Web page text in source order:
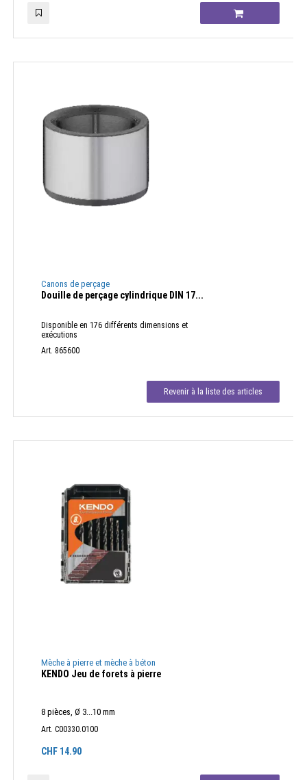
Canons de perçage
Douille de perçage cylindrique DIN 17...
Disponible en 176 différents dimensions et
exécutions
Art. 865600
Revenir à la liste des articles
Mèche à pierre et mèche à béton
KENDO Jeu de forets à pierre
8 pièces, Ø 3...10 mm
Art. C00330.0100
CHF 14.90